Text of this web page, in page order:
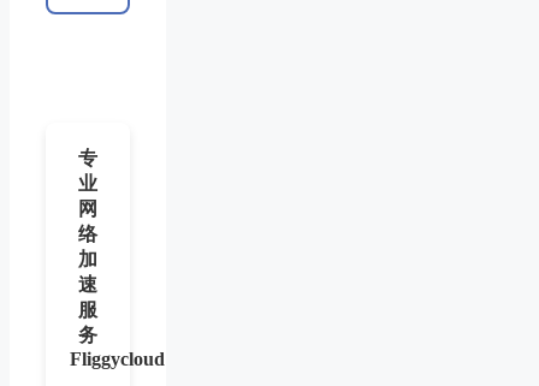
专
业
网
络
加
速
服
务
Fliggycloud